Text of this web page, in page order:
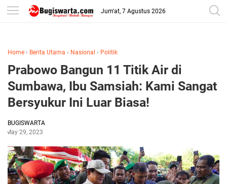
-->
Jum'at, 7 Agustus 2026
Home › Berita Utama › Nasional › Politik
Prabowo Bangun 11 Titik Air di
Sumbawa, Ibu Samsiah: Kami Sangat
Bersyukur Ini Luar Biasa!
BUGISWARTA
May 29, 2023